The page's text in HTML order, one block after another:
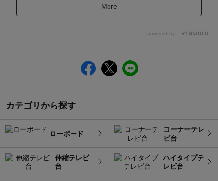
More
powered by
カテゴリから探す
ローボード
コーナーテレ
ビ台
伸縮テレビ
台
ハイタイプテ
レビ台